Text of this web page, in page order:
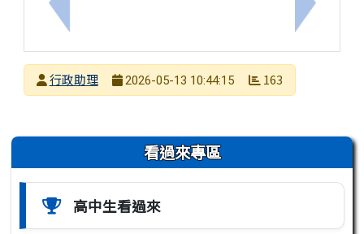
上一筆：【轉知】國立嘉義高級中學辦理「數位工
下一筆：
發布者
行政助理
2026-05-13 10:44:15 163
左邊區域內容 看過來專區
高中生看過來